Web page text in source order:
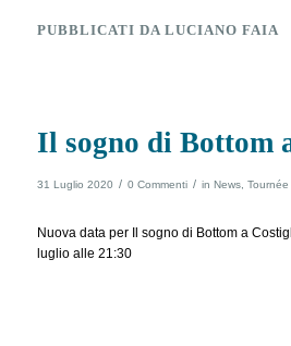
PUBBLICATI DA LUCIANO FAIA
Il sogno di Bottom
31 Luglio 2020 / 0 Commenti / in News, Tournée
Nuova data per Il sogno di Bottom a
luglio alle 21:30